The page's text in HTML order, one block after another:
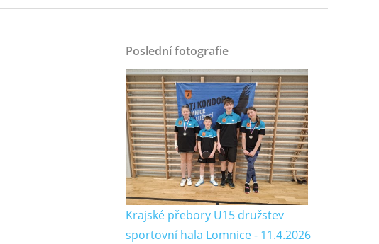
Poslední fotografie
Krajské přebory U15 družstev
sportovní hala Lomnice - 11.4.2026